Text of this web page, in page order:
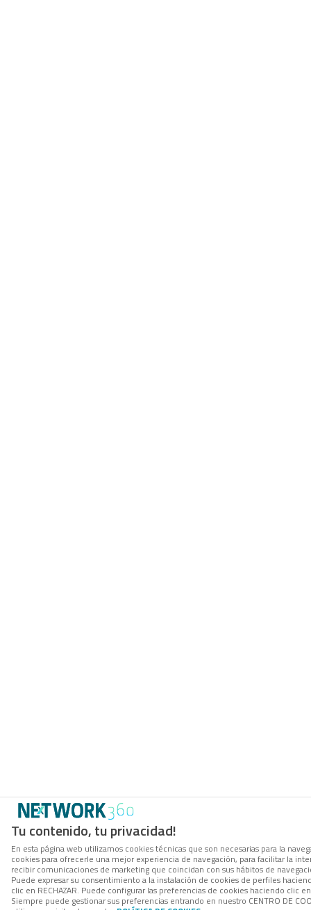
Tu contenido, tu privacidad!
En esta página web utilizamos cookies técnicas que son necesarias para la
cookies para ofrecerle una mejor experiencia de navegación, para facilitar la
recibir comunicaciones de marketing que coincidan con sus hábitos de
Puede expresar su consentimiento a la instalación de cookies de perfiles
clic en RECHAZAR. Puede configurar las preferencias de cookies haciendo clic en
Siempre puede gestionar sus preferencias entrando en nuestro CENTRO DE